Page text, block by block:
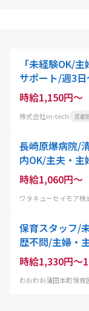
「未経験OK/
サポート/週3
時給1,150円～
株式会社m-tech 京都
長崎原爆病院/
内OK/主夫・主
時給1,060円～
ワタキューセイモア株
保育スタッフ/
歴不問/主婦・
時給1,330円～
わおわお蒲田本町保育